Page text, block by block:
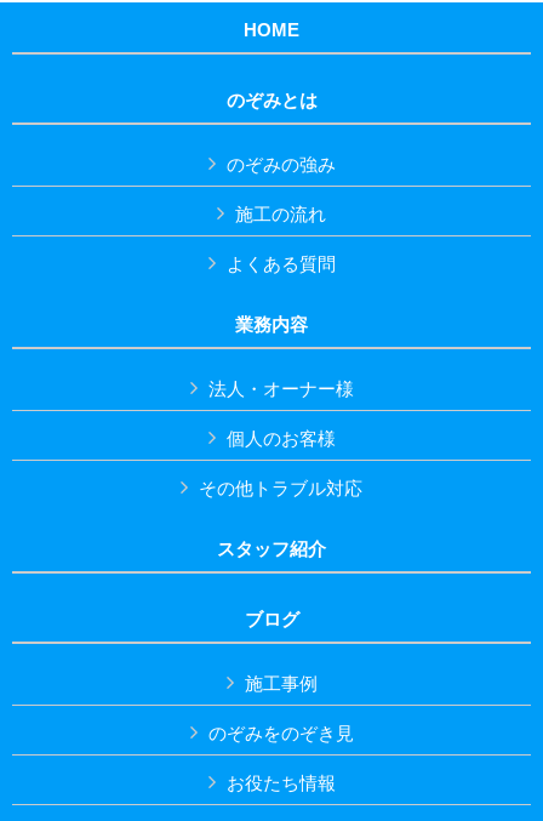
HOME
のぞみとは
のぞみの強み
施工の流れ
よくある質問
業務内容
法人・オーナー様
個人のお客様
その他トラブル対応
スタッフ紹介
ブログ
施工事例
のぞみをのぞき見
お役たち情報